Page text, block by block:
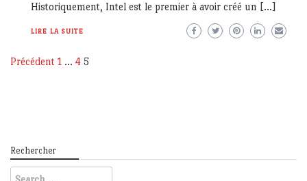
Historiquement, Intel est le premier à avoir créé un […]
LIRE LA SUITE
Pagination
Précédent 1 … 4 5
Rechercher
Search